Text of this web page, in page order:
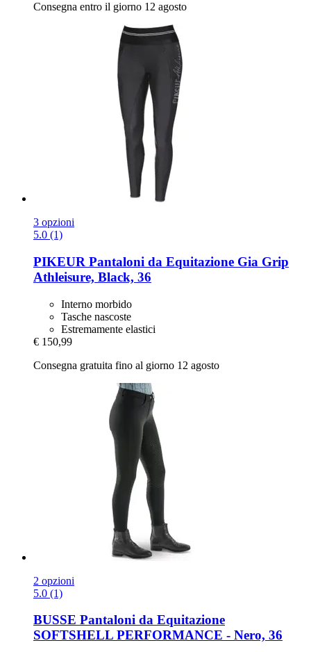
Consegna entro il giorno 12 agosto
3 opzioni
5.0 (1)
PIKEUR Pantaloni da Equitazione Gia Grip
Athleisure, Black, 36
Interno morbido
Tasche nascoste
Estremamente elastici
€ 150,99
Consegna gratuita fino al giorno 12 agosto
2 opzioni
5.0 (1)
BUSSE Pantaloni da Equitazione
SOFTSHELL PERFORMANCE -​ Nero, 36